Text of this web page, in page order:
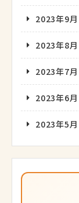
2023年9月
2023年8月
2023年7月
2023年6月
2023年5月